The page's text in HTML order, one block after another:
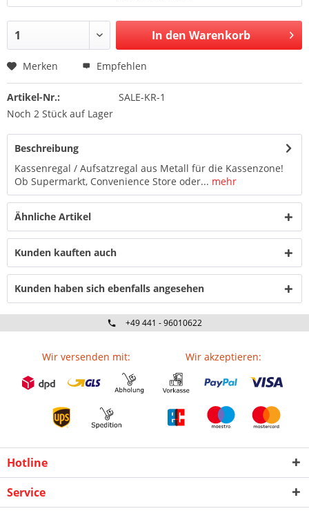
In den Warenkorb
Merken Empfehlen
Artikel-Nr.:
SALE-KR-1
Noch 2 Stück auf Lager
Beschreibung
Kassenregal / Aufsatzregal aus Metall für die Kassenzone!
Ob Supermarkt, Convenience Store oder... mehr
Ähnliche Artikel
Kunden kauften auch
Kunden haben sich ebenfalls angesehen
+49 441 - 96010622
Wir versenden mit: Wir akzeptieren:
Hotline
Service